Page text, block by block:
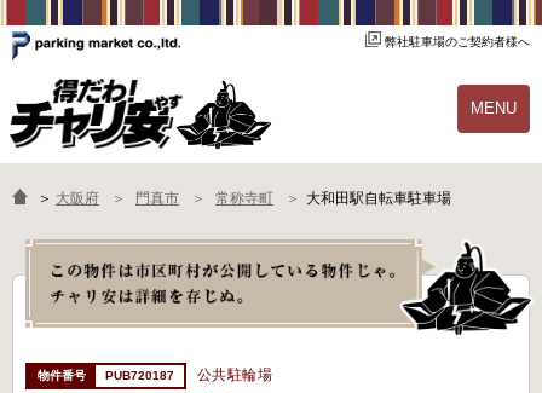
弊社駐車場のご契約者様へ
MENU
物件一覧 ご契約の流れ
よくあるご質問 駐輪場オーナー様へ
＞ 大阪府 門真市 常称寺町 大和田駅自転車駐車場
PUB720187 公共駐輪場